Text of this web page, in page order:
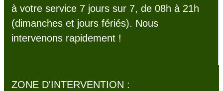
à votre service 7 jours sur 7, de 08h à 21h
(dimanches et jours fériés). Nous
intervenons rapidement !
ZONE D'INTERVENTION :